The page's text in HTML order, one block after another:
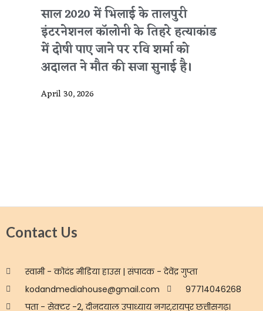
साल 2020 में भिलाई के तालपुरी
इंटरनेशनल कॉलोनी के तिहरे हत्याकांड
में दोषी पाए जाने पर रवि शर्मा को
अदालत ने मौत की सजा सुनाई है।
April 30, 2026
Contact Us
स्वामी - कोदंड मीडिया हाउस | संपादक - देवेंद्र गुप्ता
kodandmediahouse@gmail.com
97714046268
पता - सेक्टर -2, दीनदयाल उपाध्याय नगर,रायपुर छत्तीसगढ़।